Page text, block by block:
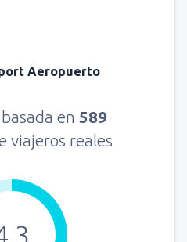
Aeropuerto
en 589
viajeros reales